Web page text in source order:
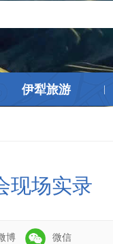
伊犁旅游
现场实录
博 微信